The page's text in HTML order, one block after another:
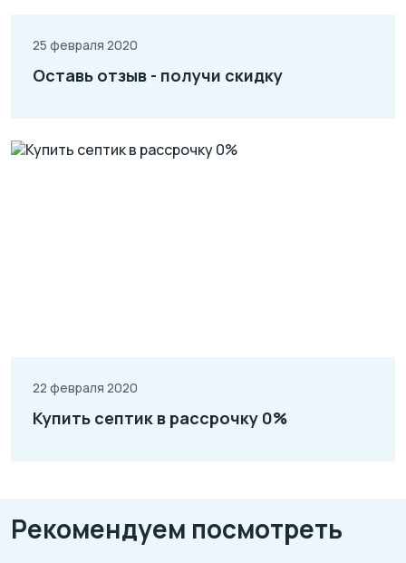
25 февраля 2020
Оставь отзыв - получи скидку
22 февраля 2020
Купить септик в рассрочку 0%
Рекомендуем посмотреть